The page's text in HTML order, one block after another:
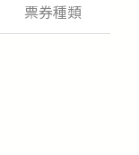
票券種類